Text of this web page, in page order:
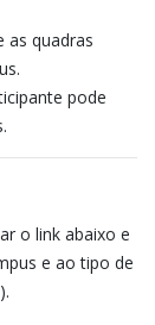
as quadras
pode
o link abaixo e
e ao tipo de